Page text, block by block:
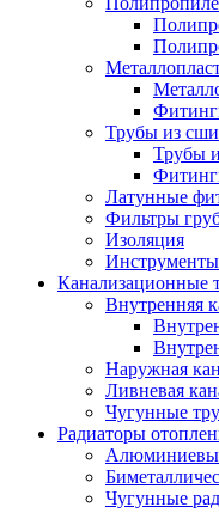
Трубы из
Трубы
Латунные
Фильтры
Изоляция
Канализационные
Внутренняя
Наружная
Ливневая
Чугунные
Радиаторы
Чугунные